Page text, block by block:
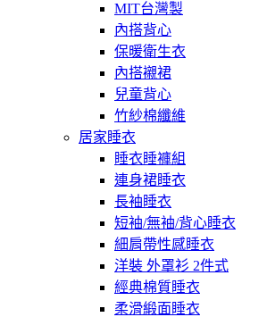
MIT台灣製
內搭背心
保暖衛生衣
內搭襯裙
兒童背心
竹紗棉纖維
居家睡衣
睡衣睡褲組
連身裙睡衣
長袖睡衣
短袖/無袖/背心睡衣
細肩帶性感睡衣
洋裝 外罩衫 2件式
經典棉質睡衣
柔滑緞面睡衣